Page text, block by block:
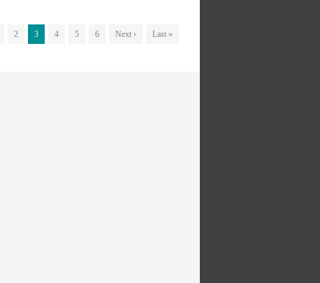
2 3 4 5 6 Next › Last »